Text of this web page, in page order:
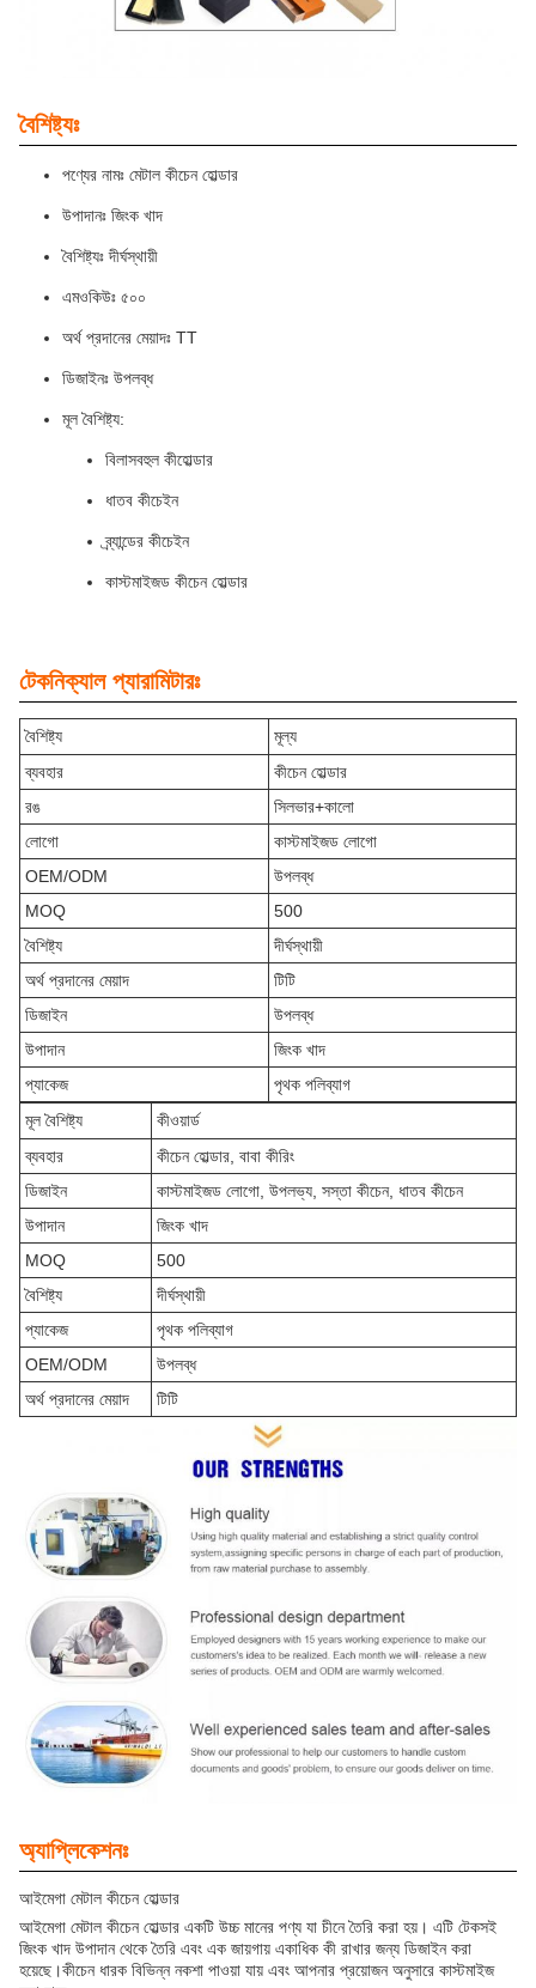
বৈশিষ্ট্যঃ
পণ্যের নামঃ মেটাল কীচেন হোল্ডার
উপাদানঃ জিংক খাদ
বৈশিষ্ট্যঃ দীর্ঘস্থায়ী
এমওকিউঃ ৫০০
অর্থ প্রদানের মেয়াদঃ TT
ডিজাইনঃ উপলব্ধ
মূল বৈশিষ্ট্য:
বিলাসবহুল কীহোল্ডার
ধাতব কীচেইন
ব্র্যান্ডের কীচেইন
কাস্টমাইজড কীচেন হোল্ডার
টেকনিক্যাল প্যারামিটারঃ
বৈশিষ্ট্য
মূল্য
ব্যবহার
কীচেন হোল্ডার
রঙ
সিলভার+কালো
লোগো
কাস্টমাইজড লোগো
OEM/ODM
উপলব্ধ
MOQ
500
বৈশিষ্ট্য
দীর্ঘস্থায়ী
অর্থ প্রদানের মেয়াদ
টিটি
ডিজাইন
উপলব্ধ
উপাদান
জিংক খাদ
প্যাকেজ
পৃথক পলিব্যাগ
মূল বৈশিষ্ট্য
কীওয়ার্ড
ব্যবহার
কীচেন হোল্ডার, বাবা কীরিং
ডিজাইন
কাস্টমাইজড লোগো, উপলভ্য, সস্তা কীচেন, ধাতব কীচেন
উপাদান
জিংক খাদ
MOQ
500
বৈশিষ্ট্য
দীর্ঘস্থায়ী
প্যাকেজ
পৃথক পলিব্যাগ
OEM/ODM
উপলব্ধ
অর্থ প্রদানের মেয়াদ
টিটি
অ্যাপ্লিকেশনঃ
আইমেগা মেটাল কীচেন হোল্ডার
আইমেগা মেটাল কীচেন হোল্ডার একটি উচ্চ মানের পণ্য যা চীনে তৈরি করা হয়। এটি টেকসই
জিংক খাদ উপাদান থেকে তৈরি এবং এক জায়গায় একাধিক কী রাখার জন্য ডিজাইন করা
হয়েছে।কীচেন ধারক বিভিন্ন নকশা পাওয়া যায় এবং আপনার প্রয়োজন অনুসারে কাস্টমাইজ